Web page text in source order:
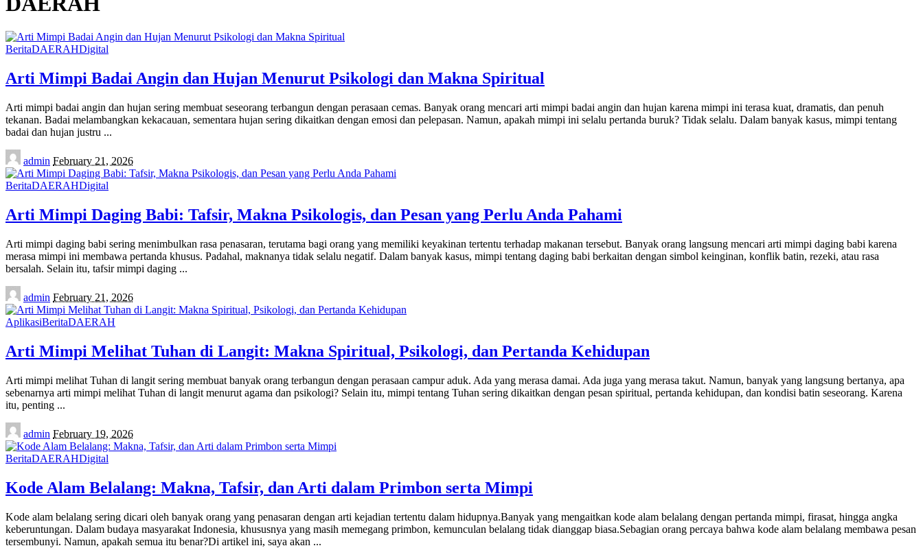
BeritaDAERAHDigital
Arti Mimpi Badai Angin dan Hujan Menurut Psikologi dan Makna Spiritual
Arti mimpi badai angin dan hujan sering membuat seseorang terbangun dengan perasaan cemas. Banyak orang mencari arti mimpi badai angin dan hujan karena mimpi ini terasa kuat, dramatis, dan penuh
tekanan. Badai melambangkan kekacauan, sementara hujan sering dikaitkan dengan emosi dan pelepasan. Namun, apakah mimpi ini selalu pertanda buruk? Tidak selalu. Dalam banyak kasus, mimpi tentang
badai dan hujan justru ...
Posted
by
admin February 21, 2026
BeritaDAERAHDigital
Arti Mimpi Daging Babi: Tafsir, Makna Psikologis, dan Pesan yang Perlu Anda Pahami
Arti mimpi daging babi sering menimbulkan rasa penasaran, terutama bagi orang yang memiliki keyakinan tertentu terhadap makanan tersebut. Banyak orang langsung mencari arti mimpi daging babi karena
merasa mimpi ini membawa pertanda khusus. Padahal, maknanya tidak selalu negatif. Dalam banyak kasus, mimpi tentang daging babi berkaitan dengan simbol keinginan, konflik batin, rezeki, atau rasa
bersalah. Selain itu, tafsir mimpi daging ...
Posted
by
admin February 21, 2026
AplikasiBeritaDAERAH
Arti Mimpi Melihat Tuhan di Langit: Makna Spiritual, Psikologi, dan Pertanda Kehidupan
Arti mimpi melihat Tuhan di langit sering membuat banyak orang terbangun dengan perasaan campur aduk. Ada yang merasa damai. Ada juga yang merasa takut. Namun, banyak yang langsung bertanya, apa
sebenarnya arti mimpi melihat Tuhan di langit menurut agama dan psikologi? Selain itu, mimpi tentang Tuhan sering dikaitkan dengan pesan spiritual, pertanda kehidupan, dan kondisi batin seseorang. Karena
itu, penting ...
Posted
by
admin February 19, 2026
BeritaDAERAHDigital
Kode Alam Belalang: Makna, Tafsir, dan Arti dalam Primbon serta Mimpi
Kode alam belalang sering dicari oleh banyak orang yang penasaran dengan arti kejadian tertentu dalam hidupnya.Banyak yang mengaitkan kode alam belalang dengan pertanda mimpi, firasat, hingga angka
keberuntungan. Dalam budaya masyarakat Indonesia, khususnya yang masih memegang primbon, kemunculan belalang tidak dianggap biasa.Sebagian orang percaya bahwa kode alam belalang membawa pesan
tersembunyi. Namun, apakah semua itu benar?Di artikel ini, saya akan ...